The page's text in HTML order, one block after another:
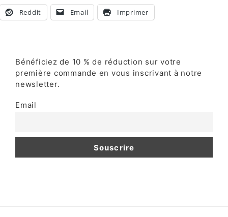
Reddit Email Imprimer
Bénéficiez de 10 % de réduction sur votre
première commande en vous inscrivant à notre
newsletter.
Email